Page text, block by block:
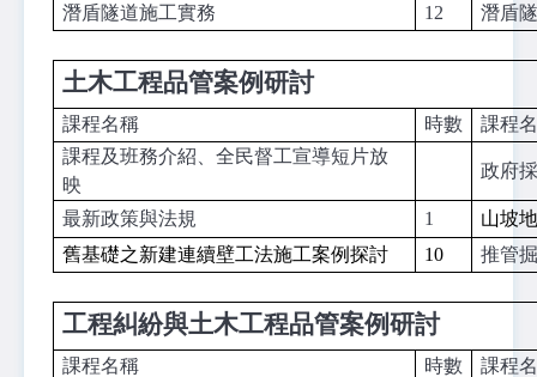
潛盾隧道施工實務
12 潛盾
土木工程品管案例研討
課程名稱 時數
課程
課程及班務介紹、全民督工宣導短片放
映
政府
最新政策與法規 1
山坡
舊基礎之新建連續壁工法施工案例探討
10 推管
工程糾紛與土木工程品管案例研討
課程名稱 時數
課程